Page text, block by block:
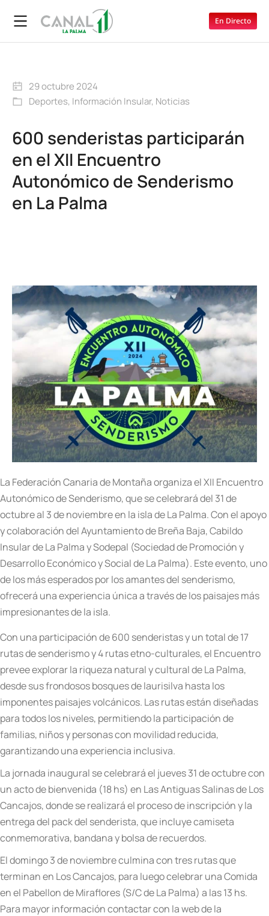
En Directo
29 octubre 2024
Deportes, Información Insular, Noticias
600 senderistas participarán
en el XII Encuentro
Autonómico de Senderismo
en La Palma
La Federación Canaria de Montaña organiza el XII Encuentro
Autonómico de Senderismo, que se celebrará del 31 de
octubre al 3 de noviembre en la isla de La Palma. Con el apoyo
y colaboración del Ayuntamiento de Breña Baja, Cabildo
Insular de La Palma y Sodepal (Sociedad de Promoción y
Desarrollo Económico y Social de La Palma). Este evento, uno
de los más esperados por los amantes del senderismo,
ofrecerá una experiencia única a través de los paisajes más
impresionantes de la isla.
Con una participación de 600 senderistas y un total de 17
rutas de senderismo y 4 rutas etno-culturales, el Encuentro
prevee explorar la riqueza natural y cultural de La Palma,
desde sus frondosos bosques de laurisilva hasta los
imponentes paisajes volcánicos. Las rutas están diseñadas
para todos los niveles, permitiendo la participación de
familias, niños y personas con movilidad reducida,
garantizando una experiencia inclusiva.
La jornada inaugural se celebrará el jueves 31 de octubre con
un acto de bienvenida (18 hs) en Las Antiguas Salinas de Los
Cancajos, donde se realizará el proceso de inscripción y la
entrega del pack del senderista, que incluye camiseta
conmemorativa, bandana y bolsa de recuerdos.
El domingo 3 de noviembre culmina con tres rutas que
terminan en Los Cancajos, para luego celebrar una Comida
en el Pabellon de Miraflores (S/C de La Palma) a las 13 hs.
Para mayor información contactar con la web de la